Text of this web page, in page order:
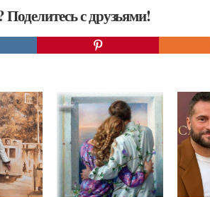
с друзьями!